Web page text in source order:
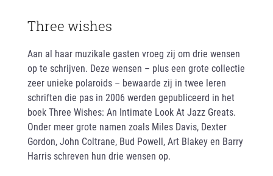
Three wishes
Aan al haar muzikale gasten vroeg zij om drie wensen
op te schrijven. Deze wensen – plus een grote collectie
zeer unieke polaroids – bewaarde zij in twee leren
schriften die pas in 2006 werden gepubliceerd in het
boek Three Wishes: An Intimate Look At Jazz Greats.
Onder meer grote namen zoals Miles Davis, Dexter
Gordon, John Coltrane, Bud Powell, Art Blakey en Barry
Harris schreven hun drie wensen op.